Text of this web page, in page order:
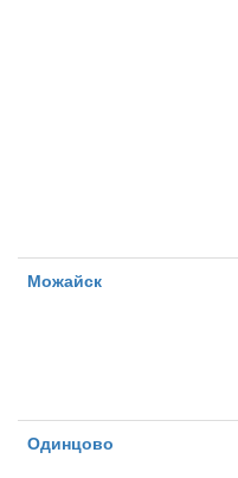
Можайск
Одинцово